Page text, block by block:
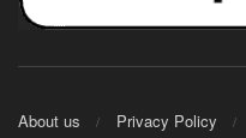
About us Privacy Policy